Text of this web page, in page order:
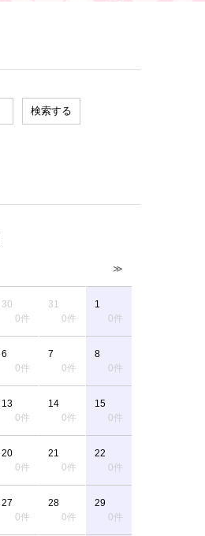
≫
30
0件
31
0件
1
0件
6
0件
7
0件
8
0件
13
0件
14
0件
15
0件
20
0件
21
0件
22
0件
27
0件
28
0件
29
0件